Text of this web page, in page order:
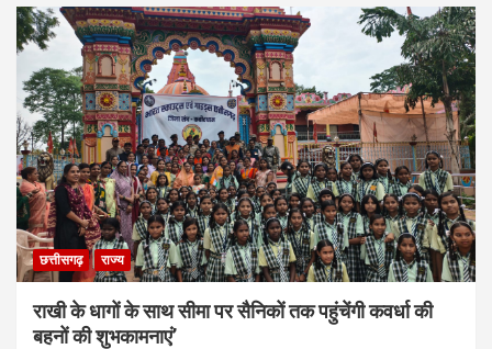
छत्तीसगढ़ राज्य
राखी के धागों के साथ सीमा पर सैनिकों तक पहुंचेंगी कवर्धा की
बहनों की शुभकामनाएं’